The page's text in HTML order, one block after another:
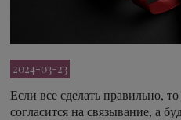
2024-03-23
Если все сделать правильно,
согласится на связывание, а